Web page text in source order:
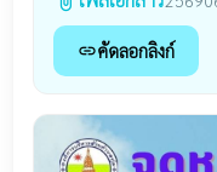
linkคัดลอกลิงก์